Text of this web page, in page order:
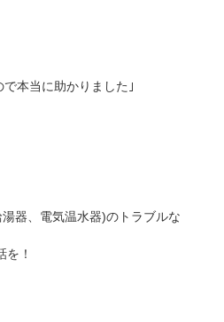
本当に助かりました｣
器、電気温水器)のトラブルな
を！